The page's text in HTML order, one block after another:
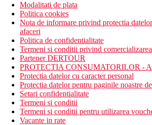
Modalitati de plata
Politica cookies
Nota de informare privind protectia
afaceri
Politica de confidentialitate
Termeni si conditii privind
Partener DERTOUR
PROTECTIA CONSUMATORILOR -
Protectia datelor cu caracter personal
Protectia datelor pentru paginile noastre
Setari confidentialitate
Termeni si conditii
Termeni si conditii pentru utilizarea
Vacante in rate